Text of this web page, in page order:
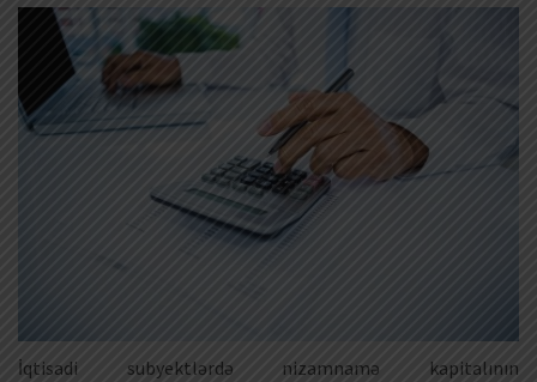
İqtisadi subyektlərdə nizamnamə kapitalının